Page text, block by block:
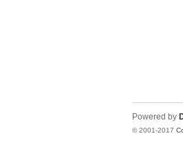
Powered by
© 2001-2017